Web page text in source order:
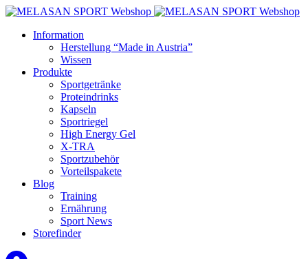
Information
Herstellung “Made in Austria”
Wissen
Produkte
Sportgetränke
Proteindrinks
Kapseln
Sportriegel
High Energy Gel
X-TRA
Sportzubehör
Vorteilspakete
Blog
Training
Ernährung
Sport News
Storefinder